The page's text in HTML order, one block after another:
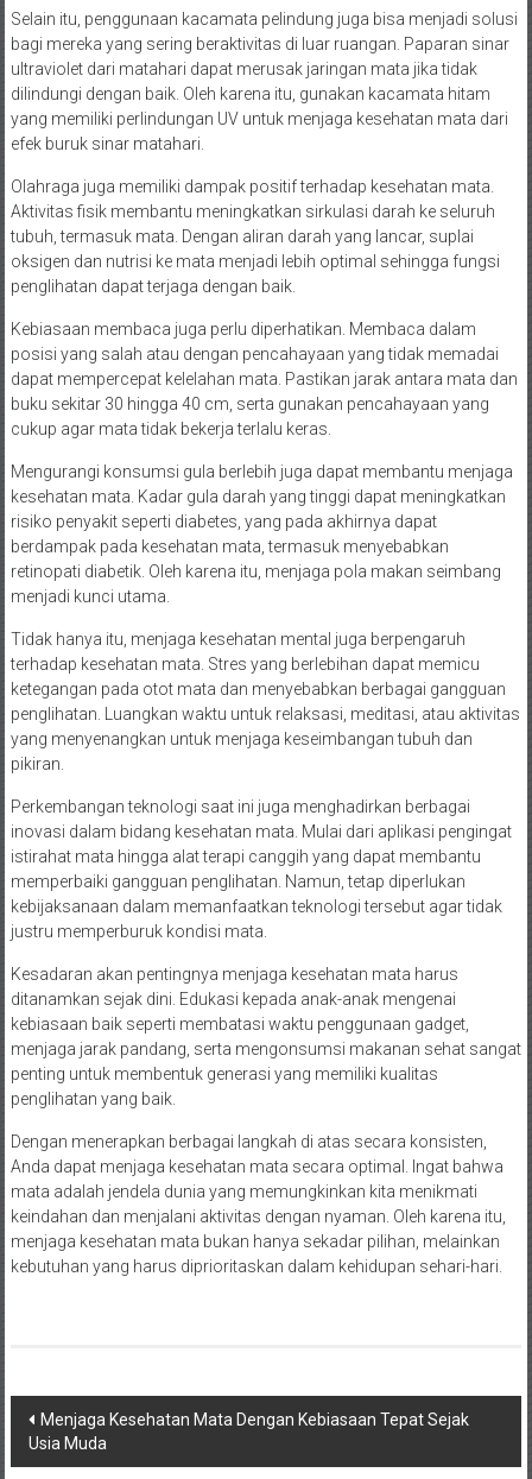
Selain itu, penggunaan kacamata pelindung juga bisa menjadi solusi
bagi mereka yang sering beraktivitas di luar ruangan. Paparan sinar
ultraviolet dari matahari dapat merusak jaringan mata jika tidak
dilindungi dengan baik. Oleh karena itu, gunakan kacamata hitam
yang memiliki perlindungan UV untuk menjaga kesehatan mata dari
efek buruk sinar matahari.
Olahraga juga memiliki dampak positif terhadap kesehatan mata.
Aktivitas fisik membantu meningkatkan sirkulasi darah ke seluruh
tubuh, termasuk mata. Dengan aliran darah yang lancar, suplai
oksigen dan nutrisi ke mata menjadi lebih optimal sehingga fungsi
penglihatan dapat terjaga dengan baik.
Kebiasaan membaca juga perlu diperhatikan. Membaca dalam
posisi yang salah atau dengan pencahayaan yang tidak memadai
dapat mempercepat kelelahan mata. Pastikan jarak antara mata dan
buku sekitar 30 hingga 40 cm, serta gunakan pencahayaan yang
cukup agar mata tidak bekerja terlalu keras.
Mengurangi konsumsi gula berlebih juga dapat membantu menjaga
kesehatan mata. Kadar gula darah yang tinggi dapat meningkatkan
risiko penyakit seperti diabetes, yang pada akhirnya dapat
berdampak pada kesehatan mata, termasuk menyebabkan
retinopati diabetik. Oleh karena itu, menjaga pola makan seimbang
menjadi kunci utama.
Tidak hanya itu, menjaga kesehatan mental juga berpengaruh
terhadap kesehatan mata. Stres yang berlebihan dapat memicu
ketegangan pada otot mata dan menyebabkan berbagai gangguan
penglihatan. Luangkan waktu untuk relaksasi, meditasi, atau aktivitas
yang menyenangkan untuk menjaga keseimbangan tubuh dan
pikiran.
Perkembangan teknologi saat ini juga menghadirkan berbagai
inovasi dalam bidang kesehatan mata. Mulai dari aplikasi pengingat
istirahat mata hingga alat terapi canggih yang dapat membantu
memperbaiki gangguan penglihatan. Namun, tetap diperlukan
kebijaksanaan dalam memanfaatkan teknologi tersebut agar tidak
justru memperburuk kondisi mata.
Kesadaran akan pentingnya menjaga kesehatan mata harus
ditanamkan sejak dini. Edukasi kepada anak-anak mengenai
kebiasaan baik seperti membatasi waktu penggunaan gadget,
menjaga jarak pandang, serta mengonsumsi makanan sehat sangat
penting untuk membentuk generasi yang memiliki kualitas
penglihatan yang baik.
Dengan menerapkan berbagai langkah di atas secara konsisten,
Anda dapat menjaga kesehatan mata secara optimal. Ingat bahwa
mata adalah jendela dunia yang memungkinkan kita menikmati
keindahan dan menjalani aktivitas dengan nyaman. Oleh karena itu,
menjaga kesehatan mata bukan hanya sekadar pilihan, melainkan
kebutuhan yang harus diprioritaskan dalam kehidupan sehari-hari.
Post
navigation
Menjaga Kesehatan Mata Dengan Kebiasaan Tepat Sejak
Usia Muda